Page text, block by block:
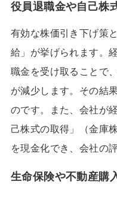
役員退職金や自己株
有効な株価引き下げ策
給」が挙げられます。
職金を受け取ることで
が減少します。その結
のです。また、会社が
己株式の取得」（金庫
を現金化でき、会社の
生命保険や不動産購